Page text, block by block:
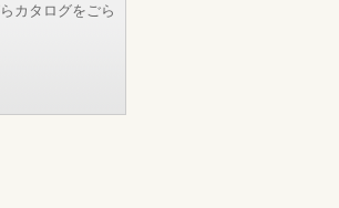
カタログをごら